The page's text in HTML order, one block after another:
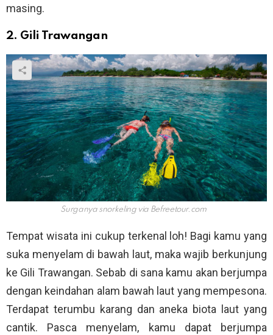
masing.
2. Gili Trawangan
Surganya snorkeling via Befreetour.com
Tempat wisata ini cukup terkenal loh! Bagi kamu yang
suka menyelam di bawah laut, maka wajib berkunjung
ke Gili Trawangan. Sebab di sana kamu akan berjumpa
dengan keindahan alam bawah laut yang mempesona.
Terdapat terumbu karang dan aneka biota laut yang
cantik. Pasca menyelam, kamu dapat berjumpa